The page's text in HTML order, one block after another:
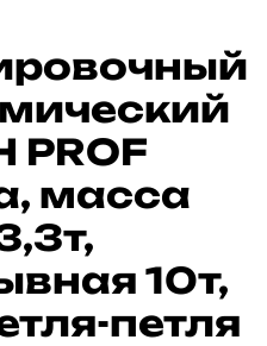
PROF
масса
10т,
петля